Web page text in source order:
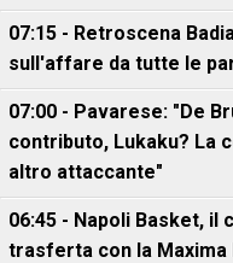
07:15 - Retroscena
sull'affare da tutte le
07:00 - Pavarese: "De
contributo, Lukaku? La
altro attaccante"
06:45 - Napoli Basket, il
trasferta con la Maxima